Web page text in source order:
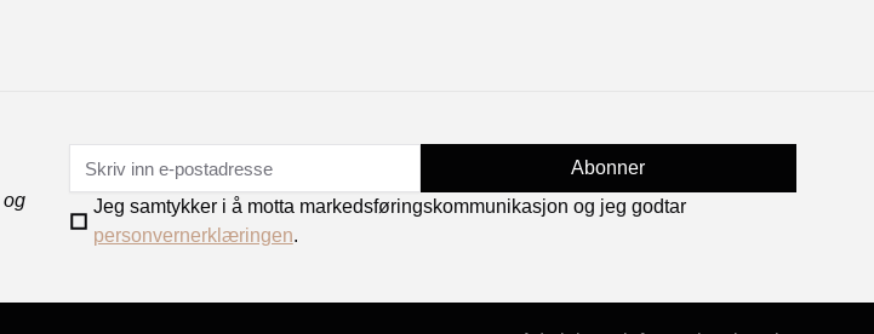
og
Abonner
Jeg samtykker i å motta markedsføringskommunikasjon og jeg godtar
personvernerklæringen.